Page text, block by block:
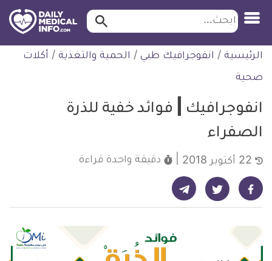
التخطي
للمحتوى
طبية
ابحث ابحث…
الرئيسية / انفوجرافيك طبي / الحمية والتغذية / أكلات
صحية
انفوجرافيك | فوائد خفية للذرة
الصفراء
دقيقة واحدة قراءة
شارك على فيسبوك - ديلي ميديكال انفو شارك على تويتر - ديلي ميديكال انفو شارك على تيليجرام - ديلي ميديكال انفو